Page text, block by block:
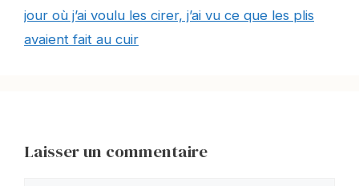
jour où j’ai voulu les cirer, j’ai vu ce que les plis
avaient fait au cuir
Laisser un commentaire